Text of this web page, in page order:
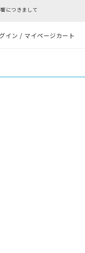
きまして
イン / マイページカート